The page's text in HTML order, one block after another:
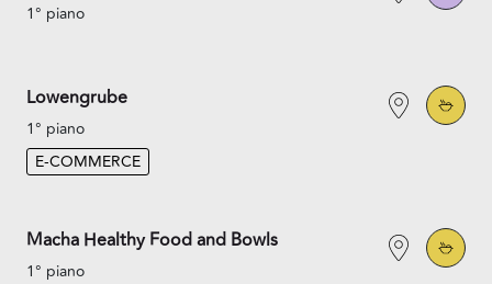
1° piano
Lowengrube
1° piano
E-COMMERCE
Macha Healthy Food and Bowls
1° piano